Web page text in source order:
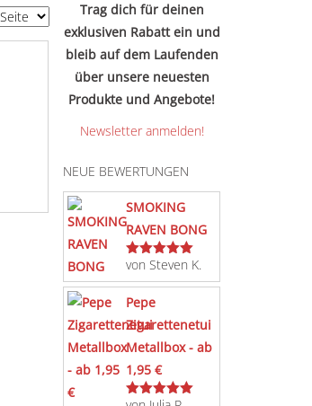
Trag dich für deinen
exklusiven Rabatt ein und
bleib auf dem Laufenden
über unsere neuesten
Produkte und Angebote!
Newsletter anmelden!
NEUE BEWERTUNGEN
SMOKING
RAVEN BONG
Bewertet
mit5von 5
von Steven K.
Pepe
Zigarettenetui
Metallbox - ab
1,95 €